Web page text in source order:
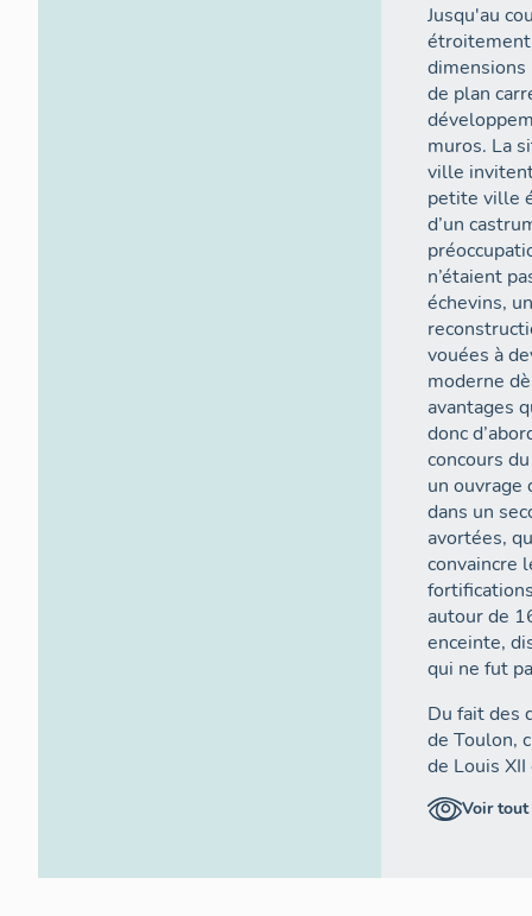
Jusqu'au
étroitement
de plan
muros. La
ville
petite ville
d’un
n’étaient
échevins,
vouées à
moderne
avantages
donc
concours
un ouvrage
dans un
avortées,
convaincre
autour de
enceinte,
qui ne fut
Du fait des
de Toulon,
de Louis
1524- que
un capVoir tout